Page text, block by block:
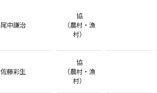
尾中謙治
協
（農村・漁
村）
佐藤彩生
協
（農村・漁
村）